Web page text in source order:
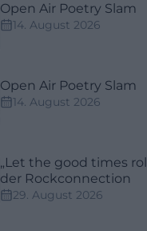
Open Air Poetry Slam
14. August 2026
Open Air Poetry Slam
14. August 2026
„Let the good times
der Rockconnection
29. August 2026